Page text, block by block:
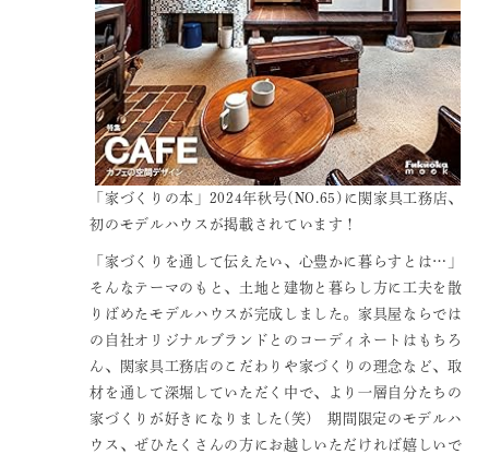
お問い合わせ
「家づくりの本」2024年秋号(NO.65)に関家具工務店、
初のモデルハウスが掲載されています！
「家づくりを通して伝えたい、心豊かに暮らすとは…」
そんなテーマのもと、土地と建物と暮らし方に工夫を散
りばめたモデルハウスが完成しました。家具屋ならでは
の自社オリジナルブランドとのコーディネートはもちろ
ん、関家具工務店のこだわりや家づくりの理念など、取
材を通して深堀していただく中で、より一層自分たちの
家づくりが好きになりました(笑) 期間限定のモデルハ
ウス、ぜひたくさんの方にお越しいただければ嬉しいで